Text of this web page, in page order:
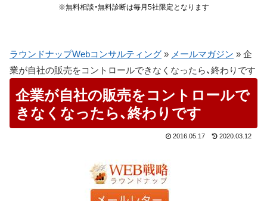
※無料相談・無料診断は毎月5社限定となります
ラウンドナップWebコンサルティング » メールマガジン » 企
業が自社の販売をコントロールできなくなったら、終わりです
企業が自社の販売をコントロールで
きなくなったら、終わりです
2016.05.17 2020.03.12